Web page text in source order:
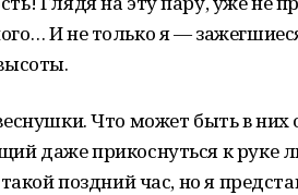
И не только я —
Что может быть в них
даже прикоснуться к
поздний час, но я